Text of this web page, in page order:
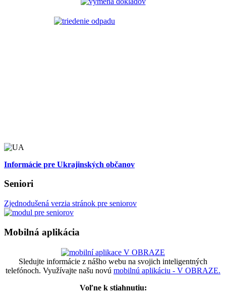
Informácie pre Ukrajinských občanov
Seniori
Zjednodušená verzia stránok pre seniorov
Mobilná aplikácia
Sledujte informácie z nášho webu na svojich inteligentných
telefónoch. Využívajte našu novú mobilnú aplikáciu - V OBRAZE.
Voľne k stiahnutiu: